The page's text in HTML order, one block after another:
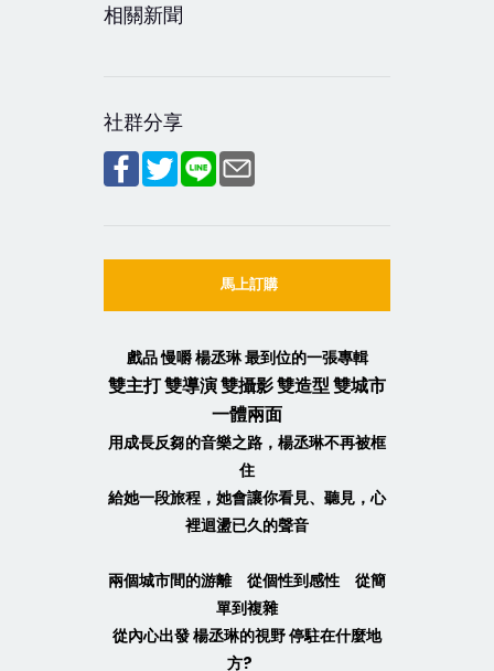
相關新聞
社群分享
馬上訂購
戲品 慢嚼 楊丞琳 最到位的一張專輯
雙主打 雙導演 雙攝影 雙造型 雙城市
一體兩面
用成長反芻的音樂之路，楊丞琳不再被框
住
給她一段旅程，她會讓你看見、聽見，心
裡迴盪已久的聲音
兩個城市間的游離 從個性到感性 從簡
單到複雜
從內心出發 楊丞琳的視野 停駐在什麼地
方?